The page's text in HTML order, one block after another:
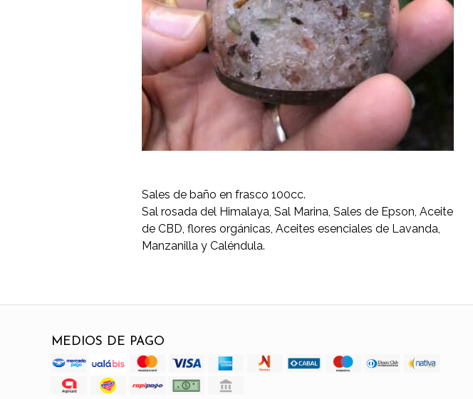
Sales de baño en frasco 100cc.
Sal rosada del Himalaya, Sal Marina, Sales de Epson, Aceite
de CBD, flores orgánicas, Aceites esenciales de Lavanda,
Manzanilla y Caléndula.
MEDIOS DE PAGO